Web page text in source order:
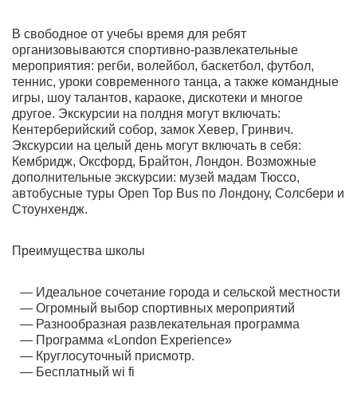
В свободное от учебы время для ребят
организовываются спортивно-развлекательные
мероприятия: регби, волейбол, баскетбол, футбол,
теннис, уроки современного танца, а также командные
игры, шоу талантов, караоке, дискотеки и многое
другое. Экскурсии на полдня могут включать:
Кентерберийский собор, замок Хевер, Гринвич.
Экскурсии на целый день могут включать в себя:
Кембридж, Оксфорд, Брайтон, Лондон. Возможные
дополнительные экскурсии: музей мадам Тюссо,
автобусные туры Open Top Bus по Лондону, Солсбери и
Стоунхендж.
Преимущества школы
Идеальное сочетание города и сельской местности
Огромный выбор спортивных мероприятий
Разнообразная развлекательная программа
Программа «London Experience»
Круглосуточный присмотр.
Бесплатный wi fi